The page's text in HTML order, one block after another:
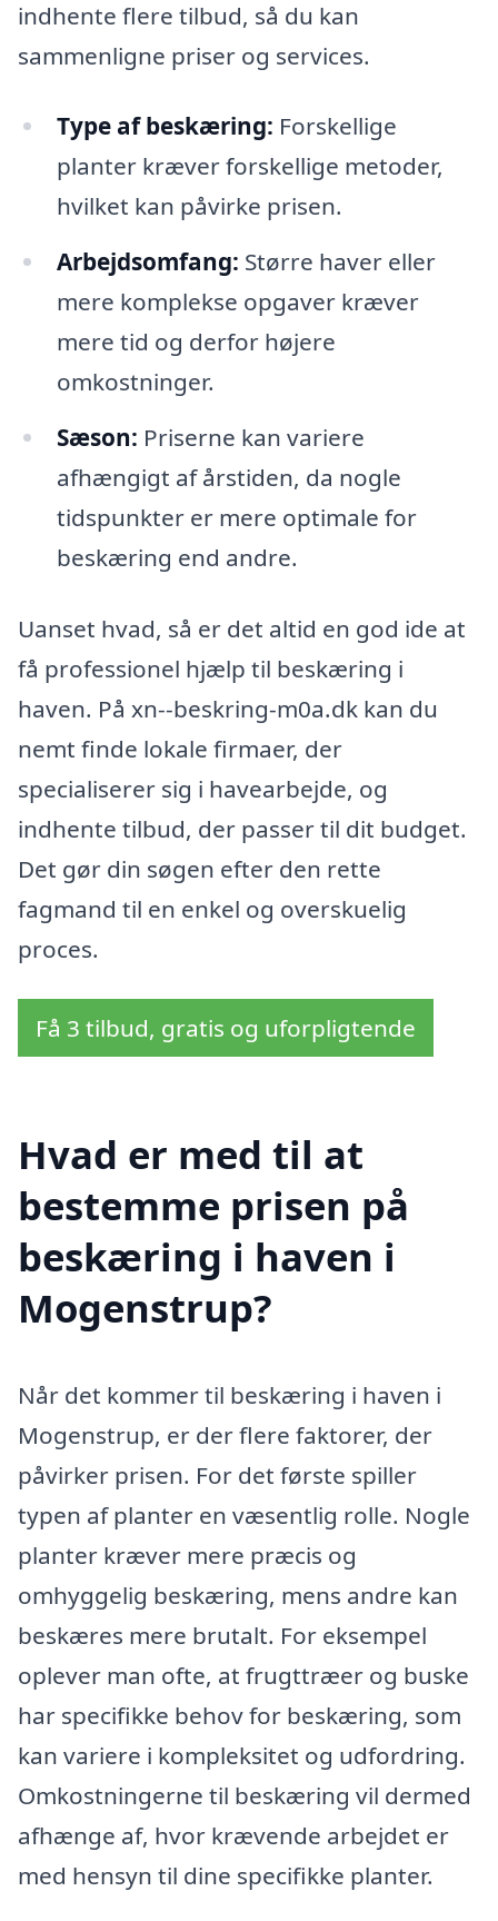
indhente flere tilbud, så du kan
sammenligne priser og services.
Type af beskæring: Forskellige
planter kræver forskellige metoder,
hvilket kan påvirke prisen.
Arbejdsomfang: Større haver eller
mere komplekse opgaver kræver
mere tid og derfor højere
omkostninger.
Sæson: Priserne kan variere
afhængigt af årstiden, da nogle
tidspunkter er mere optimale for
beskæring end andre.
Uanset hvad, så er det altid en god ide at
få professionel hjælp til beskæring i
haven. På xn--beskring-m0a.dk kan du
nemt finde lokale firmaer, der
specialiserer sig i havearbejde, og
indhente tilbud, der passer til dit budget.
Det gør din søgen efter den rette
fagmand til en enkel og overskuelig
proces.
Få 3 tilbud, gratis og uforpligtende
Hvad er med til at
bestemme prisen på
beskæring i haven i
Mogenstrup?
Når det kommer til beskæring i haven i
Mogenstrup, er der flere faktorer, der
påvirker prisen. For det første spiller
typen af planter en væsentlig rolle. Nogle
planter kræver mere præcis og
omhyggelig beskæring, mens andre kan
beskæres mere brutalt. For eksempel
oplever man ofte, at frugttræer og buske
har specifikke behov for beskæring, som
kan variere i kompleksitet og udfordring.
Omkostningerne til beskæring vil dermed
afhænge af, hvor krævende arbejdet er
med hensyn til dine specifikke planter.